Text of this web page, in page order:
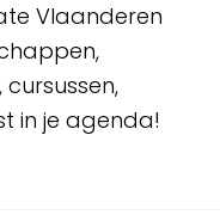
Vlaanderen
in je agenda!